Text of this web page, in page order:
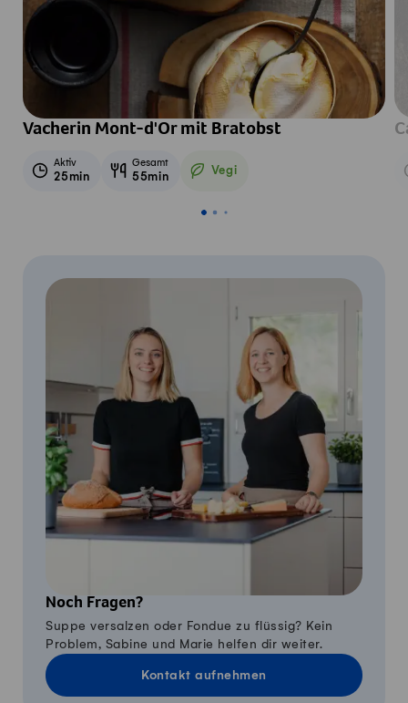
Vacherin Mont-d'Or mit Bratobst
Aktiv
25min
Gesamt
55min Vegi
Vegetarisch
Noch Fragen?
Suppe versalzen oder Fondue zu flüssig? Kein
Problem, Sabine und Marie helfen dir weiter.
Kontakt aufnehmen